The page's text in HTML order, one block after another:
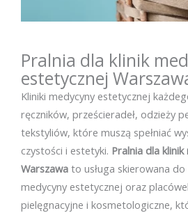
Pralnia dla klinik
estetycznej
Kliniki medycyny estetycznej
ręczników, prześcieradeł, odzieży
tekstyliów, które muszą spełniać
czystości i estetyki. Pralnia dla
Warszawa to usługa skierowana
medycyny estetycznej oraz
pielęgnacyjne i kosmetologiczne,